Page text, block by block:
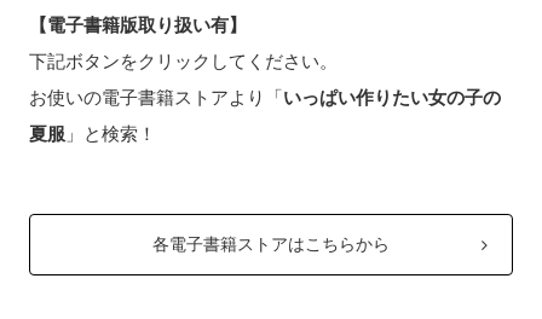
【電子書籍版取り扱い有】
下記ボタンをクリックしてください。
お使いの電子書籍ストアより「いっぱい作りたい女の子の
夏服 」と検索！
各電子書籍ストアはこちらから